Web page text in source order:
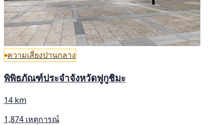
ความเสี่ยงปานกลาง
พิพิธภัณฑ์ประจำจังหวัดฟูกูชิมะ
14 km
1,874 เหตุการณ์